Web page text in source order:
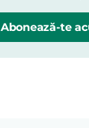
Abonează-te